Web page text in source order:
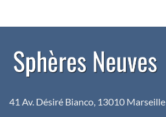
41 Av. Désiré Bianco, 13010 Marseille